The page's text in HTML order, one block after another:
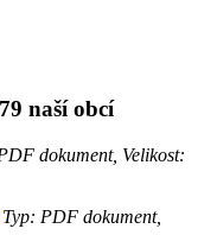
naší obcí
dokument, Velikost:
PDF dokument,